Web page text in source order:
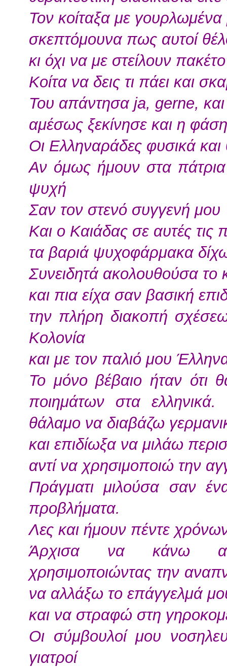
Τον κοίταξα με
σκεπτόμουνα πως αυτοί
κι όχι να με στείλουν
Κοίτα να δεις τι πάει και
Του απάντησα ja, gerne, και
αμέσως ξεκίνησε και η
Οι Ελληναράδες φυσικά και
Αν όμως ήμουν στα
ψυχή
Σαν τον στενό συγγενή μου
Και ο Καιάδας σε αυτές τις
τα βαριά ψυχοφάρμακα
Συνειδητά ακολουθούσα το
και πια είχα σαν βασική
την πλήρη διακοπή
Κολονία
και με τον παλιό μου
Το μόνο βέβαιο ήταν ότι
ποιημάτων στα
θάλαμο να διαβάζω
και επιδίωξα να μιλάω
αντί να χρησιμοποιώ την
Πράγματι μιλούσα σαν
προβλήματα.
Λες και ήμουν πέντε
Άρχισα να κάνω
χρησιμοποιώντας την
να αλλάξω το επάγγελμά
και να στραφώ στη
Οι σύμβουλοί μου
γιατροί